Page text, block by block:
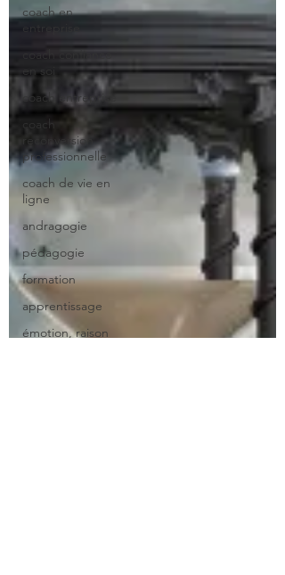
coach en
coach confiance
en soi
coach entreprise
coach
reconversion
professionnelle
coach de vie en
ligne
andragogie
pédagogie
formation
apprentissage
émotion, raison